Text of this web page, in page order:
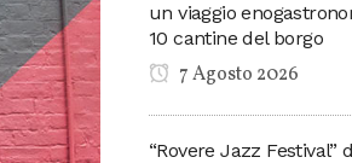
un viaggio
10 cantine del borgo
7 Agosto 2026
“Rovere Jazz Festival”